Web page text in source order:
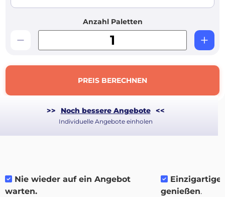
Anzahl Paletten
PREIS BERECHNEN
>> Noch bessere Angebote <<
Individuelle Angebote einholen
Nie wieder auf ein Angebot
warten.
genießen.